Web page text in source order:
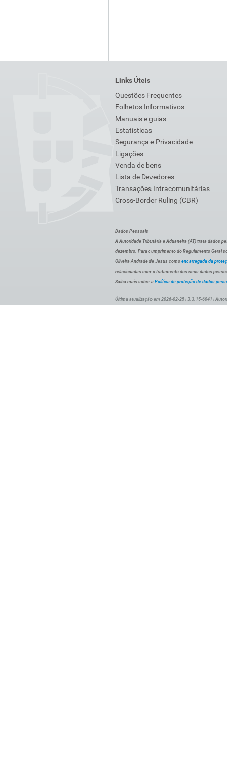
Links Úteis
Questões Frequentes
Folhetos Informativos
Manuais e guias
Estatísticas
Segurança e Privacidade
Ligações
Venda de bens
Lista de Devedores
Transações Intracomunitárias
Cross-Border Ruling (CBR)
Dados Pessoais
A Autoridade Tributária e Aduaneira (AT) trata dados
dezembro. Para cumprimento do Regulamento Geral
Oliveira Andrade de Jesus como encarregada da
relacionadas com o tratamento dos seus dados
Saiba mais sobre a Política de proteção de dados
Última atualização em 2026-02-25 | 3.3.15-6041 |